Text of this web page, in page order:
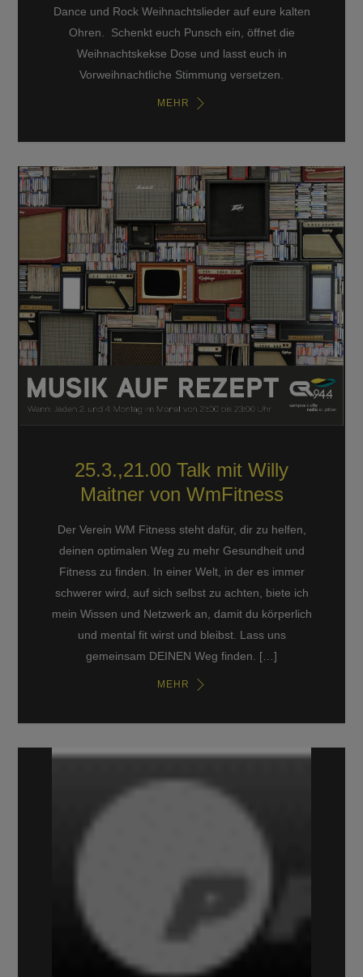
Dance und Rock Weihnachtslieder auf eure kalten
Ohren. Schenkt euch Punsch ein, öffnet die
Weihnachtskekse Dose und lasst euch in
Vorweihnachtliche Stimmung versetzen.
MEHR
25.3.,21.00 Talk mit Willy
Maitner von WmFitness
Der Verein WM Fitness steht dafür, dir zu helfen,
deinen optimalen Weg zu mehr Gesundheit und
Fitness zu finden. In einer Welt, in der es immer
schwerer wird, auf sich selbst zu achten, biete ich
mein Wissen und Netzwerk an, damit du körperlich
und mental fit wirst und bleibst. Lass uns
gemeinsam DEINEN Weg finden. […]
MEHR